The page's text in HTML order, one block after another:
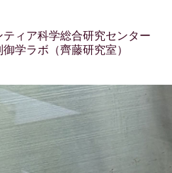
ィア科学総合研究センター
学ラボ（齊藤研究室）